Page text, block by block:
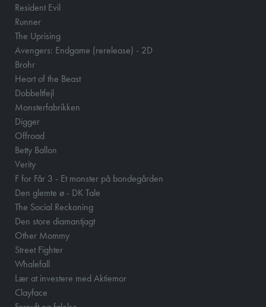
Resident Evil
Runner
The Uprising
Avengers: Endgame (rerelease) - 2D
Brohr
Heart of the Beast
Dobbeltfejl
Monsterfabrikken
Digger
Offroad
Betty Ballon
Verity
F for Får 3 - Et monster på bondegården
Den glemte ø - DK Tale
The Social Reckoning
Den store diamantjagt
Other Mommy
Street Fighter
Whalefall
Lær at investere med Aktiemor
Clayface